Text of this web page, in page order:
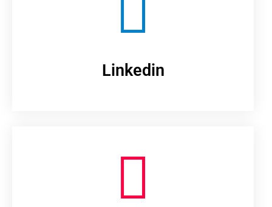
Linkedin